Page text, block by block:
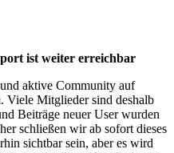
ist weiter erreichbar
aktive Community auf
Viele Mitglieder sind deshalb
Beiträge neuer User wurden
schließen wir ab sofort dieses
sichtbar sein, aber es wird